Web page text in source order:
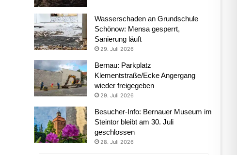
Wasserschaden an Grundschule
Schönow: Mensa gesperrt,
Sanierung läuft
29. Juli 2026
Bernau: Parkplatz
Klementstraße/Ecke Angergang
wieder freigegeben
29. Juli 2026
Besucher-Info: Bernauer Museum im
Steintor bleibt am 30. Juli
geschlossen
28. Juli 2026